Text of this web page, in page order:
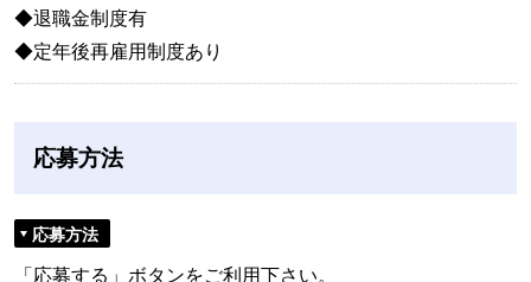
◆退職金制度有
◆定年後再雇用制度あり
応募方法
応募方法
「応募する」ボタンをご利用下さい。